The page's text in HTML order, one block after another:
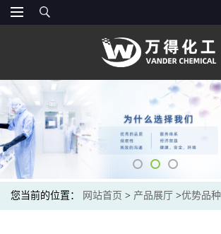
您当前的位置： 网站首页 > 产品展厅 >优势品种